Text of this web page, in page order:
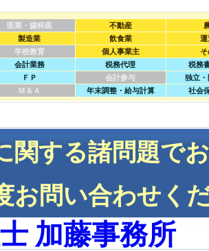
医業・歯科医 不動産
製造業
飲食業
運
学校教育
個人事業主
会計業務 税務代理
税務
ＦＰ
会計参与
独立
Ｍ＆Ａ
年末調整・給与計算 社会
関する諸問題で
お問い合わせく
加藤事務所